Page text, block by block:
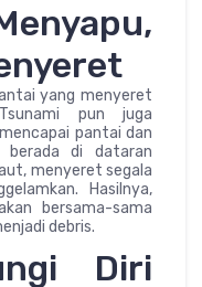
yang menyeret
pun juga
pantai dan
berada di dataran
menyeret segala
Hasilnya,
bersama-sama
debris.
Diri